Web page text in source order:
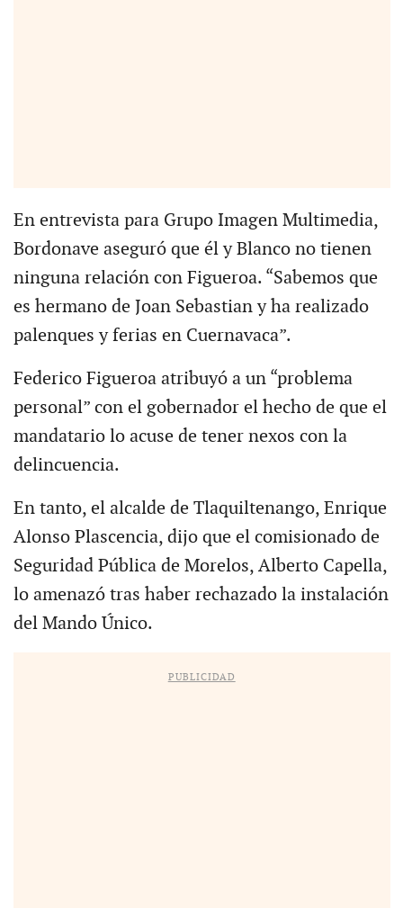
En entrevista para Grupo Imagen Multimedia,
Bordonave aseguró que él y Blanco no tienen
ninguna relación con Figueroa. “Sabemos que
es hermano de Joan Sebastian y ha realizado
palenques y ferias en Cuernavaca”.
Federico Figueroa atribuyó a un “problema
personal” con el gobernador el hecho de que el
mandatario lo acuse de tener nexos con la
delincuencia.
En tanto, el alcalde de Tlaquiltenango, Enrique
Alonso Plascencia, dijo que el comisionado de
Seguridad Pública de Morelos, Alberto Capella,
lo amenazó tras haber rechazado la instalación
del Mando Único.
PUBLICIDAD